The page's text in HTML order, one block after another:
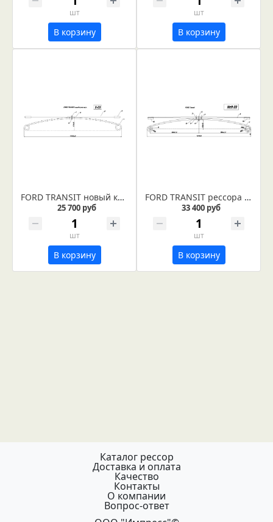
шт
В корзину
шт
В корзину
FORD TRANSIT новый кузов рессора задняя (Арт. IR 09-03)
25 700 руб
шт
В корзину
FORD TRANSIT рессора (Арт. IR 09-22)
33 400 руб
шт
В корзину
Каталог рессор
Доставка и оплата
Качество
Контакты
О компании
Вопрос-ответ